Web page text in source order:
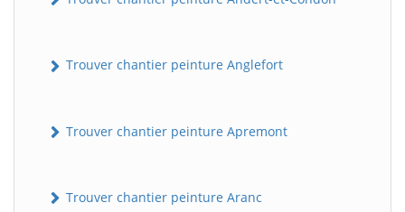
Trouver chantier peinture Anglefort
Trouver chantier peinture Apremont
Trouver chantier peinture Aranc